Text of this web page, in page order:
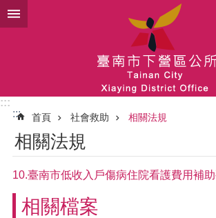
跳到主要內容區塊
:::
:::
首頁 社會救助 相關法規
相關法規
10.臺南市低收入戶傷病住院看護費用補
相關檔案